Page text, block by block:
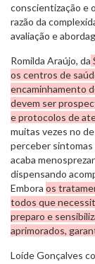
conscientização e
razão da
avaliação e
Romilda Araújo, da
os centros de
encaminhamento
devem ser
e protocolos de
muitas vezes no
perceber sintomas
acaba
dispensando
Embora os
todos que
preparo e
aprimorados,
Loíde Gonçalves